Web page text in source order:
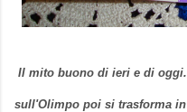
Il mito buono di ieri e di
sull'Olimpo poi si trasforma